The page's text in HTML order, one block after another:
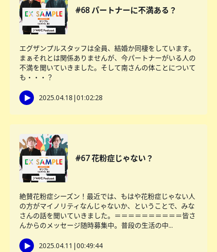
#68 パートナーに不満ある？
エグザンプルスタッフは全員、結婚か同棲をしています。
まぁそれとは関係ありませんが、今パートナーがいる人の
不満を聞いていきました。そして南さんの体ことについて
も・・・？
2025.04.18 |01:02:28
#67 花粉症じゃない？
絶賛花粉症シーズン！最近では、もはや花粉症じゃない人
の方がマイノリティなんじゃないか、ということで、みな
さんの話を聞いていきました。＝＝＝＝＝＝＝＝＝＝皆さ
んからのメッセージ随時募集中。普段の生活の中...
2025.04.11 |00:49:44